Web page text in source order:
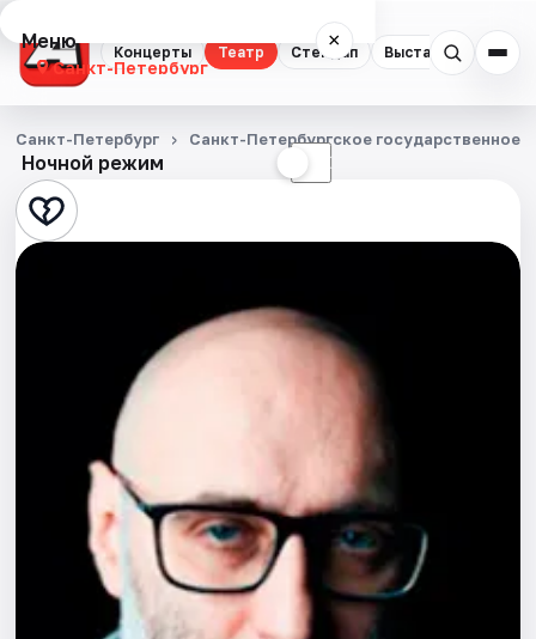
Концерты Театр Стендап Выставки
Меню ×
Санкт-Петербург
Концерты
Театр
Стендап
Экскурсии
События
Ночной режим ☾
Санкт-Петербург Санкт-Петербургское государственное